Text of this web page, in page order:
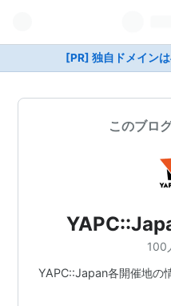
[PR] 独自ドメイン
このブロ
100
YAPC::Japan各開催地の